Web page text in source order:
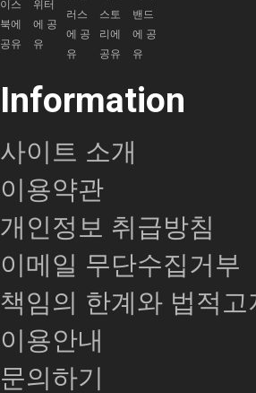
Information
사이트 소개
이용약관
개인정보 취급방침
이메일 무단수집거부
책임의 한계와 법적고
이용안내
문의하기